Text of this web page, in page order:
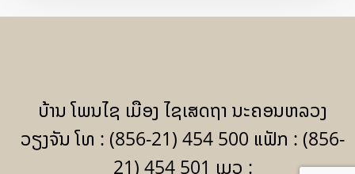
ບ້ານ ໂພນໄຊ ເມືອງ ໄຊເສດຖາ ນະຄອນຫລວງ
ວຽງຈັນ ໂທ : (856-21) 454 500 ແຟັກ : (856-
21) 454 501 ເມວ :